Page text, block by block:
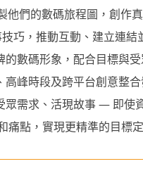
他們的數碼旅程圖，創作
巧，推動互動、建立連結
的數碼形象，配合目標與受
峰時段及跨平台創意整合
眾需求、活現故事 — 即
痛點，實現更精準的目標